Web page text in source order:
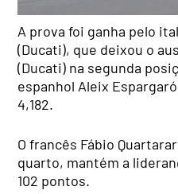
A prova foi ganha pelo
(Ducati), que deixou o
(Ducati) na segunda
espanhol Aleix
4,182.
O francês Fábio
quarto, mantém a
102 pontos.